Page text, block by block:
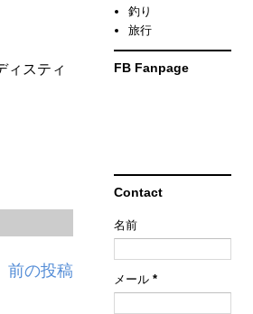
ィスティ
前の投稿
釣り
旅行
FB Fanpage
Contact
名前
メール *